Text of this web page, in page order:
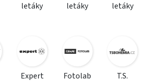
letáky
letáky
letáky
Expert
Fotolab
T.S.